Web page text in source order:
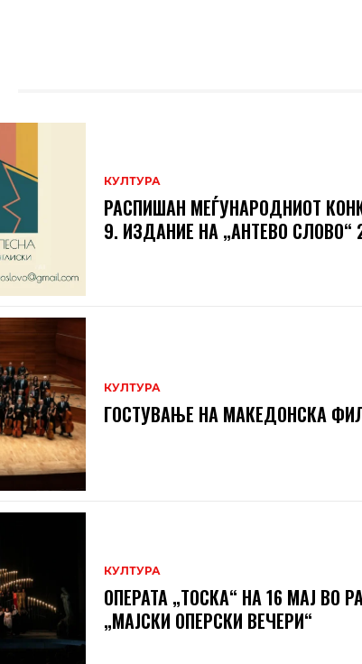
КУЛТУРА
РАСПИШАН МЕЃУНАРОДНИОТ
9. ИЗДАНИЕ НА „АНТЕВО СЛОВО“
КУЛТУРА
ГОСТУВАЊЕ НА МАКЕДОНСКА
КУЛТУРА
ОПЕРАТА „ТОСКА“ НА 16 МАЈ ВО
„МАЈСКИ ОПЕРСКИ ВЕЧЕРИ“